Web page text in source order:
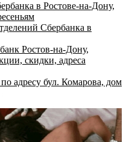
в Ростове-на-Дону,
Сбербанка в
Ростов-на-Дону,
скидки, адреса
адресу бул. Комарова, дом